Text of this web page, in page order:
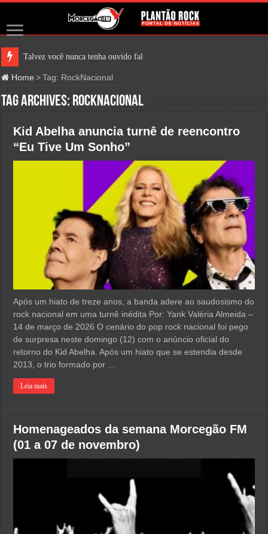
Talvez você nunca tenha ouvido falar do Je
Home > Tag: RockNacional
Tag Archives: RockNacional
Kid Abelha anuncia turnê de reencontro
“Eu Tive Um Sonho”
Após um hiato de treze anos, a banda adere ao saudosismo do
rock nacional em uma turnê inédita Por: Yank Valéria Almeida –
14 de março de 2026 O cenário do pop rock nacional foi pego
de surpresa neste domingo (12) com o anúncio oficial do
retorno do Kid Abelha. Após um hiato que se estendia desde
2013, o trio formado por …
Leia mais
Homenageados da semana Morcegão FM
(01 a 07 de novembro)